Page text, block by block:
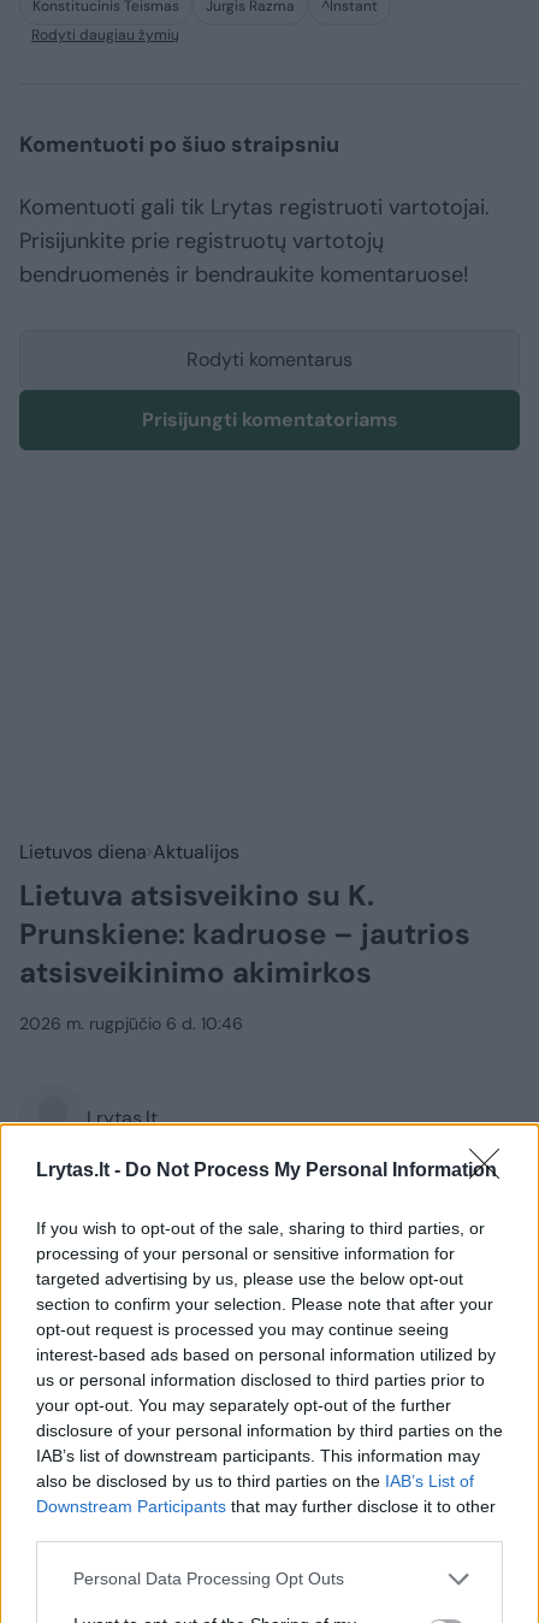
Lrytas.lt - Do Not Process My Personal Information
If you wish to opt-out of the sale, sharing to third parties, or
processing of your personal or sensitive information for
targeted advertising by us, please use the below opt-out
section to confirm your selection. Please note that after your
opt-out request is processed you may continue seeing
interest-based ads based on personal information utilized by
us or personal information disclosed to third parties prior to
your opt-out. You may separately opt-out of the further
disclosure of your personal information by third parties on the
IAB’s list of downstream participants. This information may
also be disclosed by us to third parties on the IAB’s List of
Downstream Participants that may further disclose it to other
Personal Data Processing Opt Outs
Konstitucinis Teismas Jurgis Razma
^Instant
Rodyti daugiau žymių
Komentuoti po šiuo straipsniu
Komentuoti gali tik Lrytas registruoti vartotojai.
Prisijunkite prie registruotų vartotojų
bendruomenės ir bendraukite komentaruose!
Rodyti komentarus
Prisijungti komentatoriams
Lietuvos diena Aktualijos
Lietuva atsisveikino su K.
Prunskiene: kadruose – jautrios
atsisveikinimo akimirkos
2026 m. rugpjūčio 6 d. 10:46
Lrytas.lt
Prunskienė išlydima į paskutinę kelionę –
gedulinga procesija pajudėjo į Antakalnio
kapines. Pirmoji Lietuvos premjerė
amžinojo poilsio atgulė Signatarų
kalnelyje. Prie kapavietės sakomos
atsisveikinimo kalbos, o velionė pagerbta
tylos minute. Nuleidžiant urną į žemę
nuaidėjo trys salvių šūviai, sugiedotas
Lietuvos himnas. Laidotuvių ceremonijos
metu velionės artimiesiems taip pat
perduota valstybės vėliava.